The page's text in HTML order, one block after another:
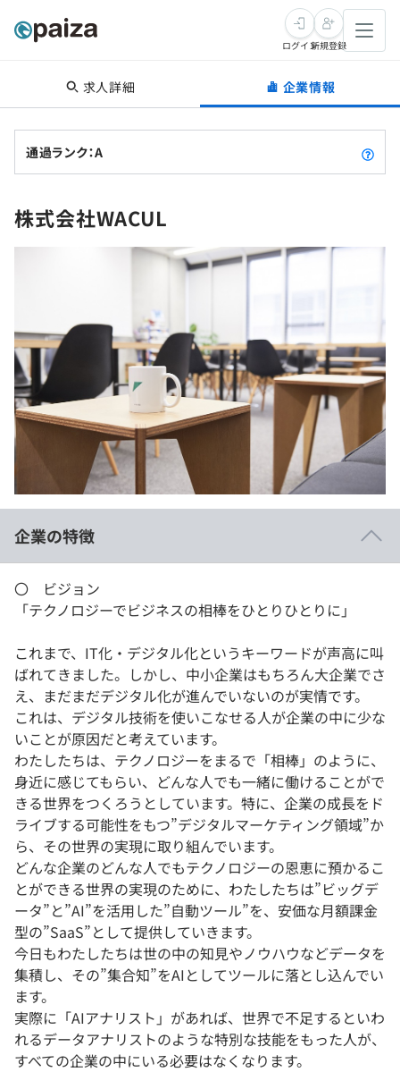
転職・キャリア
転職成功ガイド
インタビュー
新卒就活
求人検索
新卒エージェント
イベント・セミナー
学習
4択課題
ナレッジ
プラン
個人向けプラン
法人向けプラン
契約内容・クーポン
SQL
評価結果一覧
再チャレンジ結果一覧
メディア
Tech Team Journal
paiza times
paizaとは？
ログイン新規登録
求人詳細 企業情報
通過ランク：A
株式会社WACUL
企業の特徴
〇 ビジョン
「テクノロジーでビジネスの相棒をひとりひとりに」
これまで、IT化・デジタル化というキーワードが声高に叫
ばれてきました。しかし、中小企業はもちろん大企業でさ
え、まだまだデジタル化が進んでいないのが実情です。
これは、デジタル技術を使いこなせる人が企業の中に少な
いことが原因だと考えています。
わたしたちは、テクノロジーをまるで「相棒」のように、
身近に感じてもらい、どんな人でも一緒に働けることがで
きる世界をつくろうとしています。特に、企業の成長をド
ライブする可能性をもつ”デジタルマーケティング領域”か
ら、その世界の実現に取り組んでいます。
どんな企業のどんな人でもテクノロジーの恩恵に預かるこ
とができる世界の実現のために、わたしたちは”ビッグデ
ータ”と”AI”を活用した”自動ツール”を、安価な月額課金
型の”SaaS”として提供していきます。
今日もわたしたちは世の中の知見やノウハウなどデータを
集積し、その”集合知”をAIとしてツールに落とし込んでい
ます。
実際に「AIアナリスト」があれば、世界で不足するといわ
れるデータアナリストのような特別な技能をもった人が、
すべての企業の中にいる必要はなくなります。